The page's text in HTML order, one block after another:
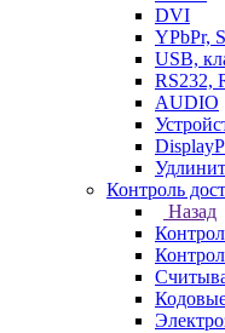
DVI
YPbPr,
USB,
RS232,
AUDIO
Контроль
Назад